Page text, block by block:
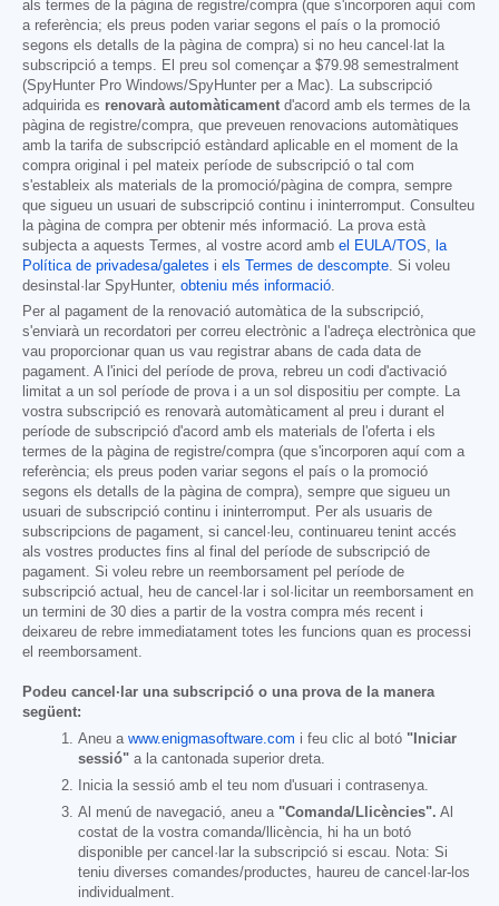
als termes de la pàgina de registre/compra (que s'incorporen aquí com
a referència; els preus poden variar segons el país o la promoció
segons els detalls de la pàgina de compra) si no heu cancel·lat la
subscripció a temps. El preu sol començar a $79.98 semestralment
(SpyHunter Pro Windows/SpyHunter per a Mac). La subscripció
adquirida es renovarà automàticament d'acord amb els termes de la
pàgina de registre/compra, que preveuen renovacions automàtiques
amb la tarifa de subscripció estàndard aplicable en el moment de la
compra original i pel mateix període de subscripció o tal com
s'estableix als materials de la promoció/pàgina de compra, sempre
que sigueu un usuari de subscripció continu i ininterromput. Consulteu
la pàgina de compra per obtenir més informació. La prova està
subjecta a aquests Termes, al vostre acord amb el EULA/TOS
la
Política de privadesa/galetes i els Termes de descompte . Si voleu
desinstal·lar SpyHunter, obteniu més informació
Per al pagament de la renovació automàtica de la subscripció,
s'enviarà un recordatori per correu electrònic a l'adreça electrònica que
vau proporcionar quan us vau registrar abans de cada data de
pagament. A l'inici del període de prova, rebreu un codi d'activació
limitat a un sol període de prova i a un sol dispositiu per compte. La
vostra subscripció es renovarà automàticament al preu i durant el
període de subscripció d'acord amb els materials de l'oferta i els
termes de la pàgina de registre/compra (que s'incorporen aquí com a
referència; els preus poden variar segons el país o la promoció
segons els detalls de la pàgina de compra), sempre que sigueu un
usuari de subscripció continu i ininterromput. Per als usuaris de
subscripcions de pagament, si cancel·leu, continuareu tenint accés
als vostres productes fins al final del període de subscripció de
pagament. Si voleu rebre un reemborsament pel període de
subscripció actual, heu de cancel·lar i sol·licitar un reemborsament en
un termini de 30 dies a partir de la vostra compra més recent i
deixareu de rebre immediatament totes les funcions quan es processi
el reemborsament.
Podeu cancel·lar una subscripció o una prova de la manera
següent:
Aneu a www.enigmasoftware.com i feu clic al botó "Iniciar
sessió" a la cantonada superior dreta.
Inicia la sessió amb el teu nom d'usuari i contrasenya.
Al menú de navegació, aneu a "Comanda/Llicències". Al
costat de la vostra comanda/llicència, hi ha un botó
disponible per cancel·lar la subscripció si escau. Nota: Si
teniu diverses comandes/productes, haureu de cancel·lar-los
individualment.